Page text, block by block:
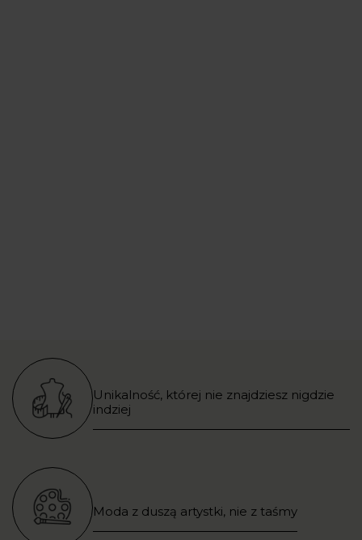
Unikalność, której nie znajdziesz nigdzie
indziej
Moda z duszą artystki, nie z taśmy